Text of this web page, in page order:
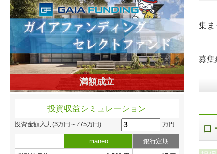
満額成立
投資収益シミュレーション
投資金額入力(3万円～775万円) 万円
maneo
銀行定期
集ま
募集